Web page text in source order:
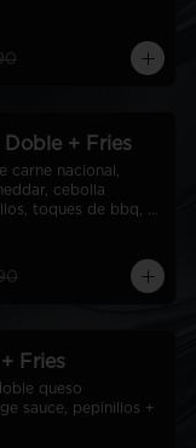
Doble + Fries
carne nacional,
cebolla
toques de bbq,
Fries
queso
sauce, pepinillos +